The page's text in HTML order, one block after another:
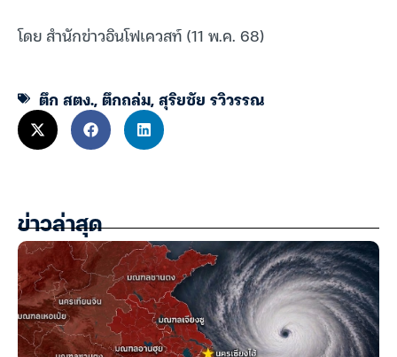
โดย สำนักข่าวอินโฟเควสท์ (11 พ.ค. 68)
ตึก สตง.,ตึกถล่ม,สุริยชัย รวิวรรณ
ข่าวล่าสุด